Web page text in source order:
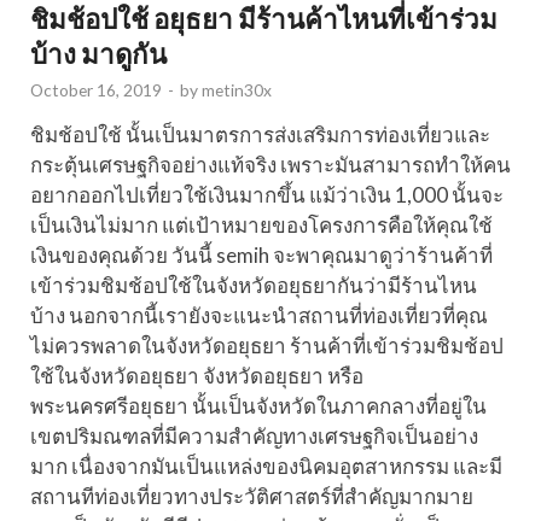
ชิมช้อปใช้ อยุธยา มีร้านค้าไหนที่เข้าร่วม
บ้าง มาดูกัน
October 16, 2019 - bymetin30x
ชิมช้อปใช้ นั้นเป็นมาตรการส่งเสริมการท่องเที่ยวและ
กระตุ้นเศรษฐกิจอย่างแท้จริง เพราะมันสามารถทำให้คน
อยากออกไปเที่ยวใช้เงินมากขึ้น แม้ว่าเงิน 1,000 นั้นจะ
เป็นเงินไม่มาก แต่เป้าหมายของโครงการคือให้คุณใช้
เงินของคุณด้วย วันนี้ semih จะพาคุณมาดูว่าร้านค้าที่
เข้าร่วมชิมช้อปใช้ในจังหวัดอยุธยากันว่ามีร้านไหน
บ้าง นอกจากนี้เรายังจะแนะนำสถานที่ท่องเที่ยวที่คุณ
ไม่ควรพลาดในจังหวัดอยุธยา ร้านค้าที่เข้าร่วมชิมช้อป
ใช้ในจังหวัดอยุธยา จังหวัดอยุธยา หรือ
พระนครศรีอยุธยา นั้นเป็นจังหวัดในภาคกลางที่อยู่ใน
เขตปริมณฑลที่มีความสำคัญทางเศรษฐกิจเป็นอย่าง
มาก เนื่องจากมันเป็นแหล่งของนิคมอุตสาหกรรม และมี
สถานทีท่องเที่ยวทางประวัติศาสตร์ที่สำคัญมากมาย